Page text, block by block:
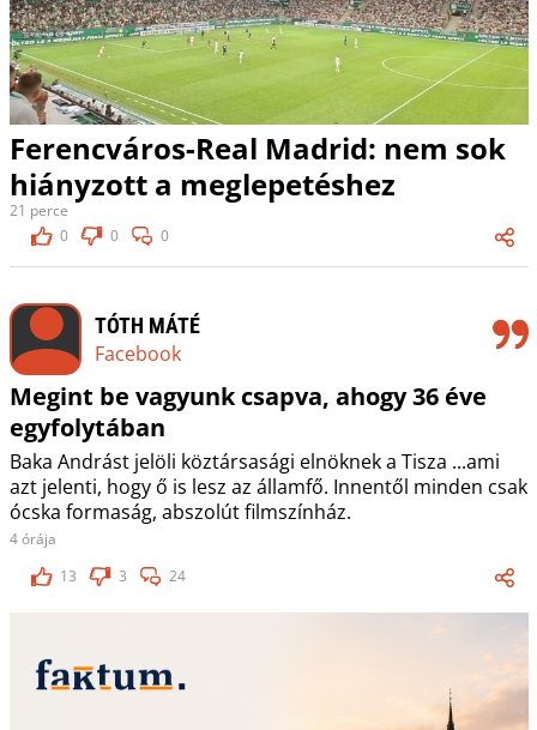
Ferencváros-Real Madrid: nem sok
hiányzott a meglepetéshez
21 perce
0
0 0
TÓTH MÁTÉ
Facebook
Megint be vagyunk csapva, ahogy 36 éve
egyfolytában
Baka Andrást jelöli köztársasági elnöknek a Tisza ...ami
azt jelenti, hogy ő is lesz az államfő. Innentől minden csak
ócska formaság, abszolút filmszínház.
4 órája
13
3 24